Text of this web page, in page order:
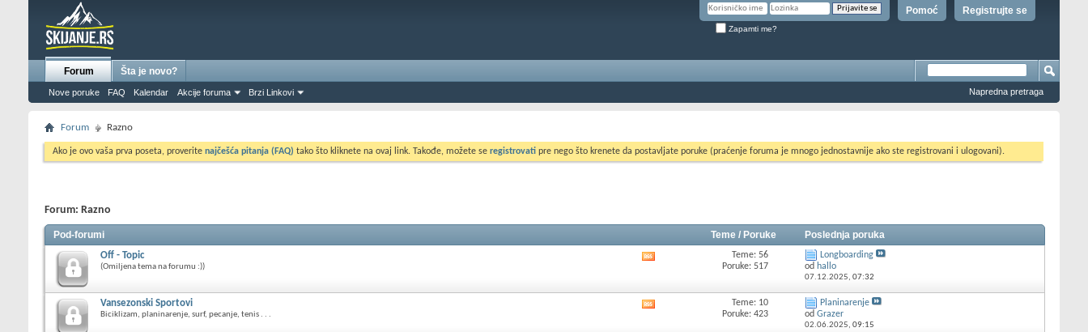
Registrujte se
Pomoć
Zapamti me?
Forum
Nove poruke FAQ Kalendar Akcije foruma Brzi Linkovi
Šta je novo?
Napredna pretraga
Forum Razno
Ako je ovo vaša prva poseta, proverite najčešća pitanja (FAQ) tako što kliknete na ovaj link. Takođe, možete se registrovati pre nego što krenete da postavljate poruke (praćenje foruma je mnogo jednostavnije ako ste registrovani i ulogovani).
Forum: Razno
Pod-forumi Teme / Poruke Poslednja poruka
Off - Topic
(Omiljena tema na forumu :))
ovog
Teme: 56
Poruke: 517
Longboarding
od hallo
07.12.2025, 07:32
Vansezonski Sportovi
Biciklizam, planinarenje, surf, pecanje, tenis . . .
Teme: 10
Poruke: 423
Planinarenje
od Grazer
02.06.2025, 09:15